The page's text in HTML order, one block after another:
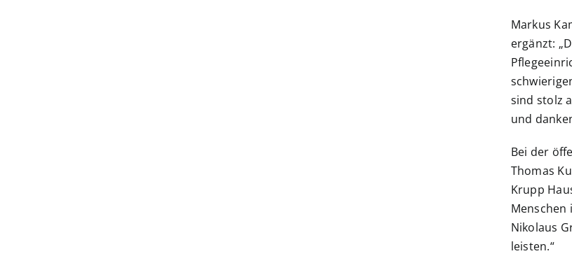
Markus
ergänzt:
sind stolz
und
Bei der
Thomas
Krupp
Nikolaus
leisten.“